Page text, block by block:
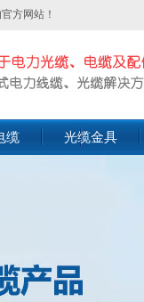
方网站！
缆 光缆金具